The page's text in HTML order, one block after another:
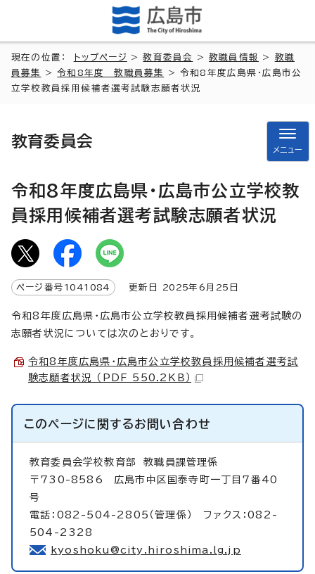
現在の位置： トップページ >教育委員会 >教職員情報 > 教職
員募集
>令和8年度 教職員募集
> 令和8年度広島県・広島市公
立学校教員採用候補者選考試験志願者状況
教育委員会
メニュー
令和8年度広島県・広島市公立学校教
員採用候補者選考試験志願者状況
ページ番号 1041084 更新日 2025年6月 25 日
令和8年度広島県・広島市公立学校教員採用候補者選考試験の
志願者状況については次のとおりです。
令和8年度広島県・広島市公立学校教員採用候補者選考試
験志願者状況 （PDF 550.2KB）
このページに関するお問い合わせ
教育委員会学校教育部教職員課管理係
〒730-8586 広島市中区国泰寺町一丁目7番40
号
電話：082-504-2805（管理係） ファクス：082-
504-2328
kyoshoku@city.hiroshima.lg.jp